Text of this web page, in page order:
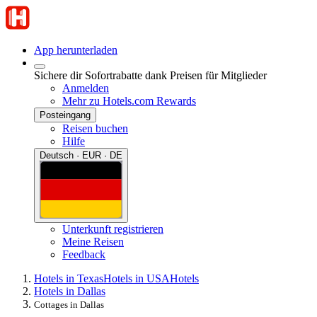
App herunterladen
Sichere dir Sofortrabatte dank Preisen für Mitglieder
Anmelden
Mehr zu Hotels.com Rewards
Posteingang
Reisen buchen
Hilfe
Deutsch · EUR · DE
Unterkunft registrieren
Meine Reisen
Feedback
Hotels in TexasHotels in USAHotels
Hotels in Dallas
Cottages in Dallas